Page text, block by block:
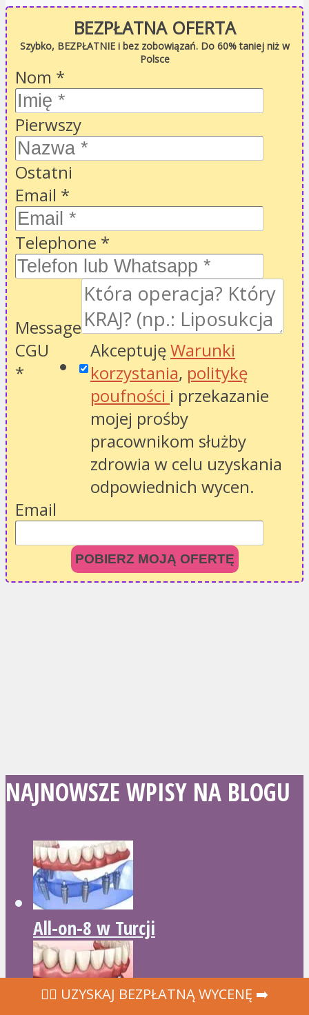
BEZPŁATNA OFERTA
Szybko, BEZPŁATNIE i bez zobowiązań. Do 60% taniej niż w
Polsce
Nom *
Pierwszy
Ostatni
Email *
Telephone *
Message
CGU
*
AkceptujęWarunki
korzystania, politykę
poufności i przekazanie
mojej prośby
pracownikom służby
zdrowia w celu uzyskania
odpowiednich wycen.
Email
POBIERZ MOJĄ OFERTĘ
NAJNOWSZE WPISY NA BLOGU
All-on-8 w Turcji
‍👩‍⚕ UZYSKAJ BEZPŁATNĄ WYCENĘ ➡️